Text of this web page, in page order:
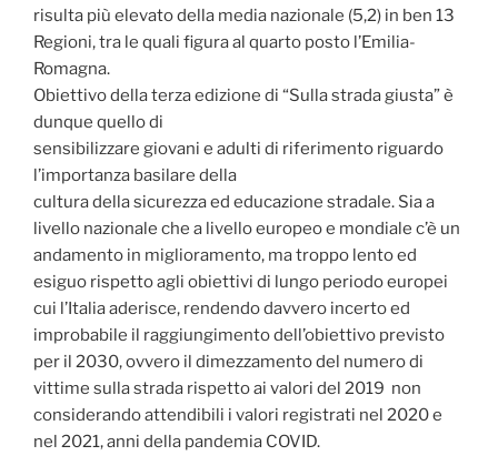
risulta più elevato della media nazionale (5,2) in ben 13
Regioni, tra le quali figura al quarto posto l’Emilia-
Romagna.
Obiettivo della terza edizione di “Sulla strada giusta” è
dunque quello di
sensibilizzare giovani e adulti di riferimento riguardo
l’importanza basilare della
cultura della sicurezza ed educazione stradale. Sia a
livello nazionale che a livello europeo e mondiale c’è un
andamento in miglioramento, ma troppo lento ed
esiguo rispetto agli obiettivi di lungo periodo europei
cui l’Italia aderisce, rendendo davvero incerto ed
improbabile il raggiungimento dell’obiettivo previsto
per il 2030, ovvero il dimezzamento del numero di
vittime sulla strada rispetto ai valori del 2019 non
considerando attendibili i valori registrati nel 2020 e
nel 2021, anni della pandemia COVID.